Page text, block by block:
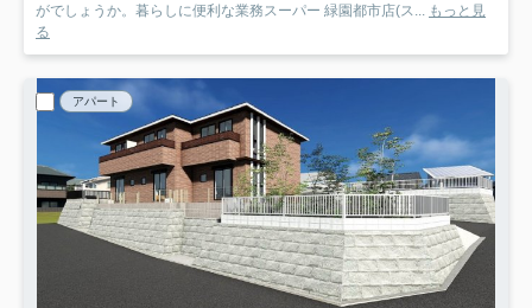
がでしょうか。暮らしに便利な業務スーパー 緑園都市店(ス... もっと見
る
アパート